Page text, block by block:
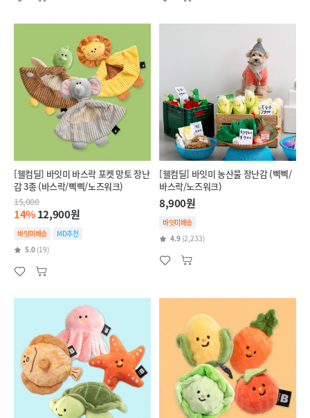
[웰컴딜] 바잇미 바스락 포켓 망토 장난
감 3종 (바스락/삑삑/노즈워크)
15,000
14%12,900원
바잇미배송
MD추천
5.0 (19)
[웰컴딜] 바잇미 농산물 장난감 (삑삑/
바스락/노즈워크)
8,900원
바잇미배송
4.9 (2,233)